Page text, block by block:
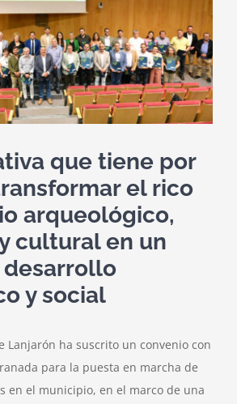
que tiene por
el rico
arqueológico,
cultural en un
y social
Lanjarón ha suscrito un convenio con
para la puesta en marcha de
en el municipio, en el marco de una